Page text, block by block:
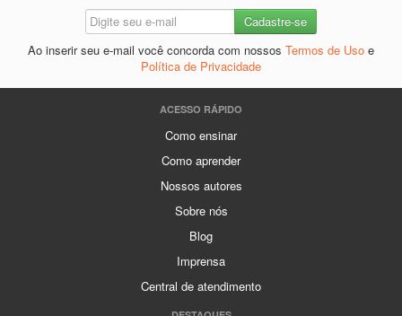
Ao inserir seu e-mail você concorda com nossos Termos de Uso e
Política de Privacidade
ACESSO RÁPIDO
Como ensinar
Como aprender
Nossos autores
Sobre nós
Blog
Imprensa
Central de atendimento